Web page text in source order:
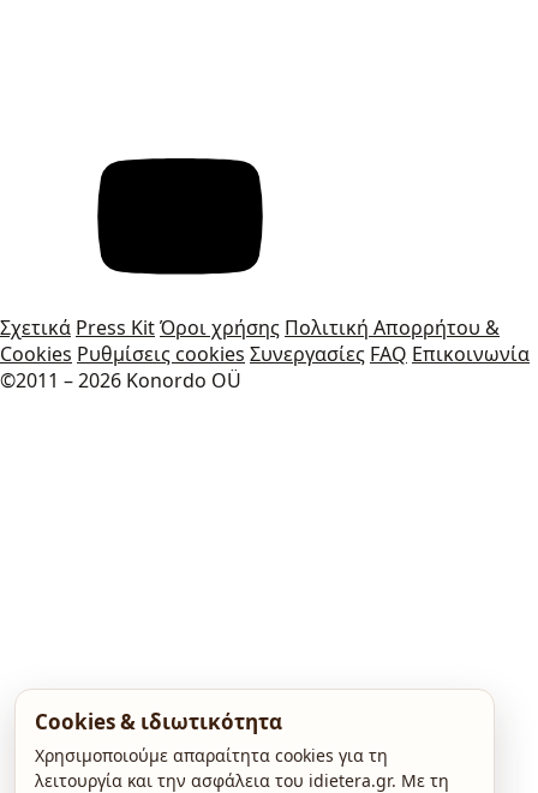
Σχετικά Press KitΌροι χρήσης Πολιτική Απορρήτου &
Cookies Ρυθμίσεις cookies Συνεργασίες FAQ Επικοινωνία
©2011 – 2026 Konordo OÜ
Cookies & ιδιωτικότητα
Χρησιμοποιούμε απαραίτητα cookies για τη
λειτουργία και την ασφάλεια του idietera.gr. Με τη